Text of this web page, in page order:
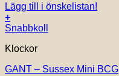
Lägg till i önskelistan!
+
Snabbkoll
Klockor
GANT – Sussex Mini BCG